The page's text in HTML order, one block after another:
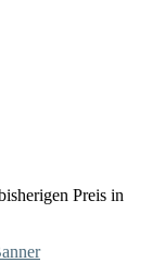
Preis in